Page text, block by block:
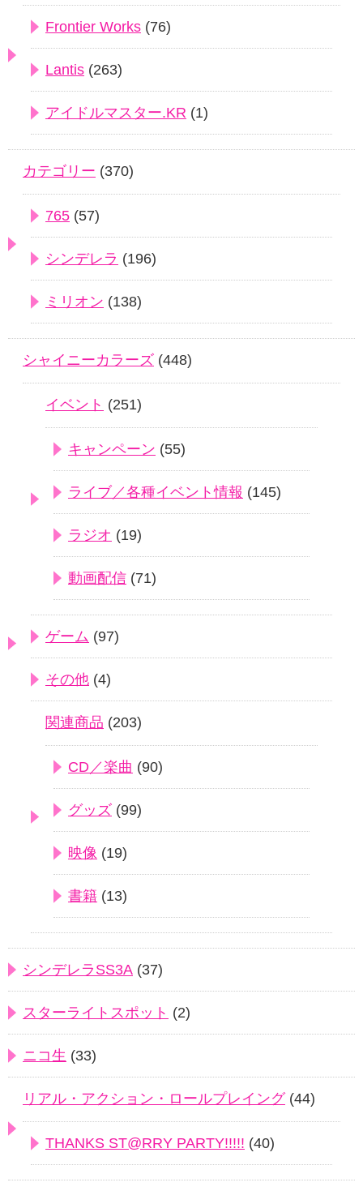
Frontier Works (76)
Lantis (263)
アイドルマスター.KR (1)
カテゴリー (370)
765 (57)
シンデレラ (196)
ミリオン (138)
シャイニーカラーズ (448)
イベント (251)
キャンペーン (55)
ライブ／各種イベント情報 (145)
ラジオ (19)
動画配信 (71)
ゲーム (97)
その他 (4)
関連商品 (203)
CD／楽曲 (90)
グッズ (99)
映像 (19)
書籍 (13)
シンデレラSS3A (37)
スターライトスポット (2)
ニコ生 (33)
リアル・アクション・ロールプレイング(44)
THANKS ST@RRY PARTY!!!!! (40)